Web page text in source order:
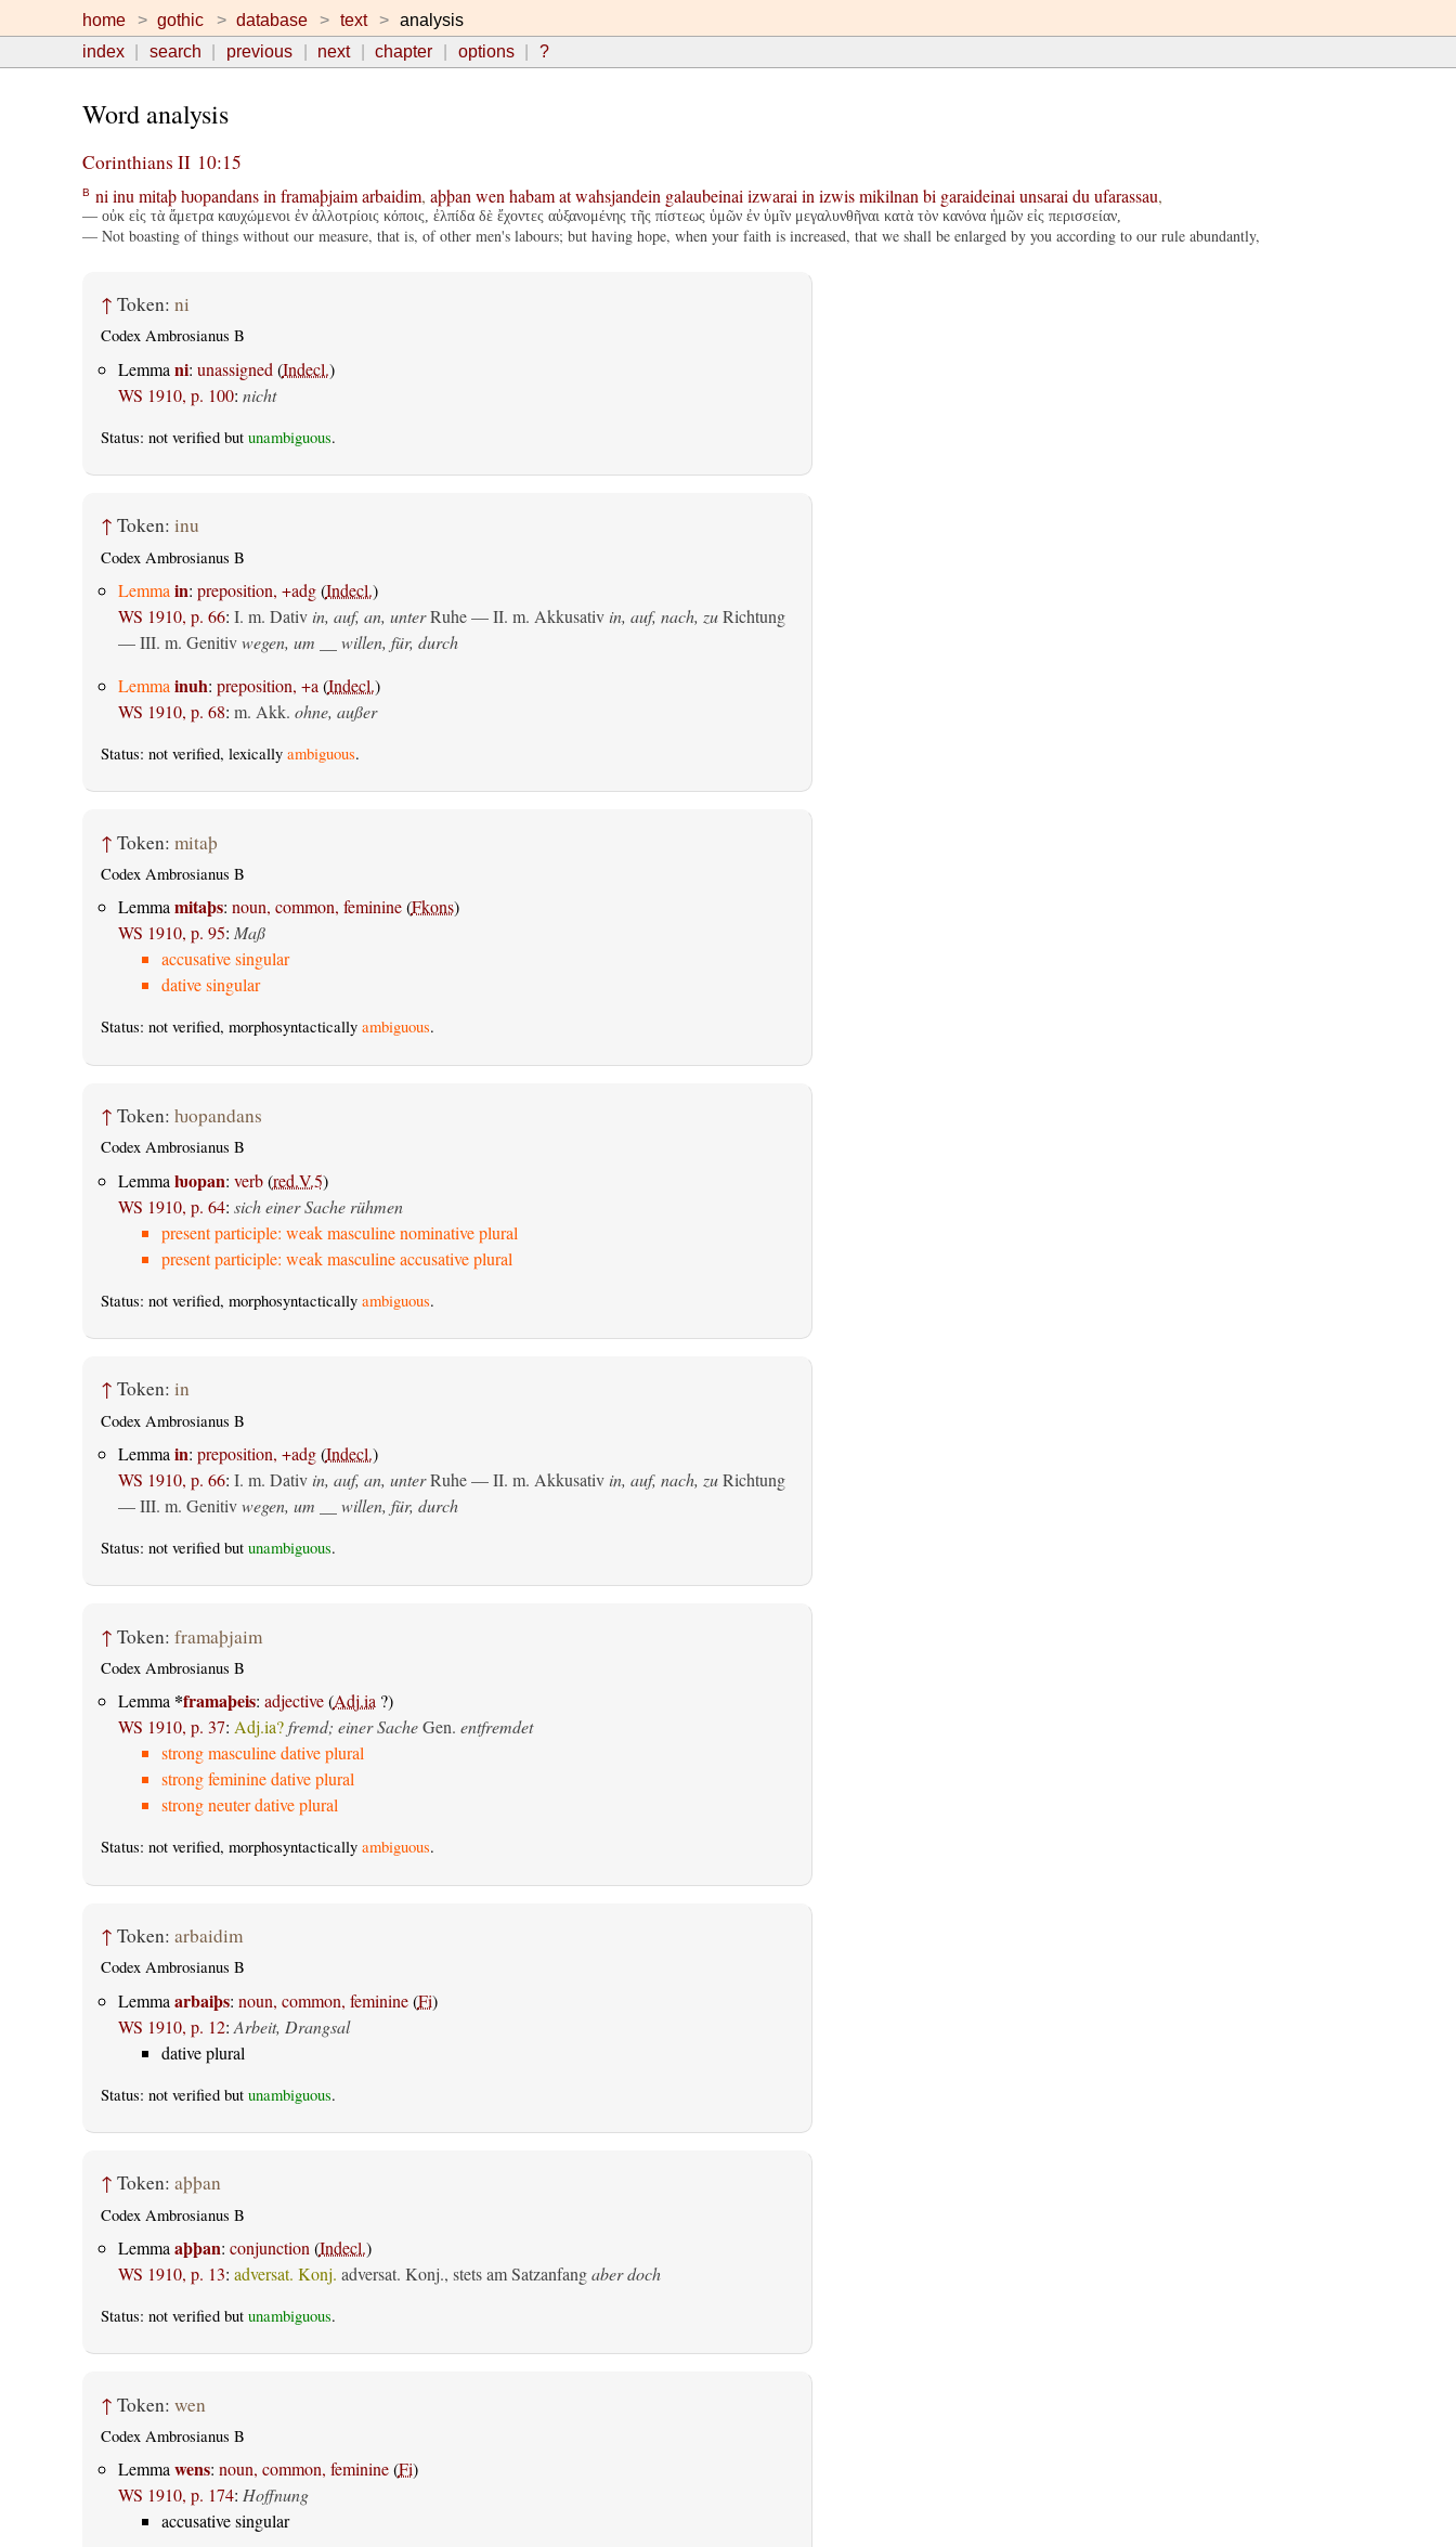
home gothic database text
analysis
index
search previous next chapter options ?
Word analysis
Corinthians II 10:15
B ni inu mitaþ ƕopandans in framaþjaim arbaidim, aþþan wen habam at wahsjandein galaubeinai izwarai in izwis mikilnan bi garaideinai unsarai du ufarassau,
— οὐκ εἰς τὰ ἄμετρα καυχώμενοι ἐν ἀλλοτρίοις κόποις, ἐλπίδα δὲ ἔχοντες αὐξανομένης τῆς πίστεως ὑμῶν ἐν ὑμῖν μεγαλυνθῆναι κατὰ τὸν κανόνα ἡμῶν εἰς περισσείαν,
— Not boasting of things without our measure, that is, of other men's labours; but having hope, when your faith is increased, that we shall be enlarged by you according to our rule abundantly,
↑ Token: ni
Codex Ambrosianus B
Lemma ni: unassigned (Indecl.)
WS 1910, p. 100: nicht
Status: not verified but unambiguous.
↑ Token: inu
Codex Ambrosianus B
Lemma in: preposition, +adg(Indecl.)
WS 1910, p. 66: I. m. Dativ in, auf, an, unterRuhe — II. m. Akkusativ in, auf, nach, zuRichtung
— III. m. Genitiv wegen, um __ willen, für, durch
Lemma inuh: preposition, +a (Indecl.)
WS 1910, p. 68: m. Akk. ohne, außer
Status: not verified, lexically ambiguous.
↑ Token: mitaþ
Codex Ambrosianus B
Lemmamitaþs: noun, common, feminine(Fkons)
WS 1910, p. 95: Maß
accusative singular
dative singular
Status: not verified, morphosyntactically ambiguous.
↑ Token: ƕopandans
Codex Ambrosianus B
Lemma ƕopan: verb(red.V.5)
WS 1910, p. 64: sich einer Sache rühmen
present participle: weak masculine nominative plural
present participle: weak masculine accusative plural
Status: not verified, morphosyntactically ambiguous.
↑ Token: in
Codex Ambrosianus B
Lemma in: preposition, +adg(Indecl.)
WS 1910, p. 66: I. m. Dativ in, auf, an, unterRuhe — II. m. Akkusativ in, auf, nach, zuRichtung
— III. m. Genitiv wegen, um __ willen, für, durch
Status: not verified but unambiguous.
↑ Token: framaþjaim
Codex Ambrosianus B
Lemma *framaþeis: adjective(Adj.ia?)
WS 1910, p. 37: Adj.ia? fremd; einer Sache Gen. entfremdet
strong masculine dative plural
strong feminine dative plural
strong neuter dative plural
Status: not verified, morphosyntactically ambiguous.
↑ Token: arbaidim
Codex Ambrosianus B
Lemma arbaiþs: noun, common, feminine(Fi)
WS 1910, p. 12: Arbeit, Drangsal
dative plural
Status: not verified but unambiguous.
↑ Token: aþþan
Codex Ambrosianus B
Lemma aþþan: conjunction (Indecl.)
WS 1910, p. 13: adversat. Konj. adversat. Konj., stets am Satzanfangaber doch
Status: not verified but unambiguous.
↑ Token: wen
Codex Ambrosianus B
Lemmawens: noun, common, feminine(Fi)
WS 1910, p. 174: Hoffnung
accusative singular